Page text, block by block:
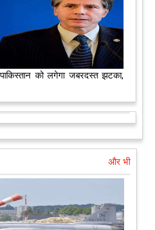
को लगेगा जबरदस्‍त झटका,
और भी